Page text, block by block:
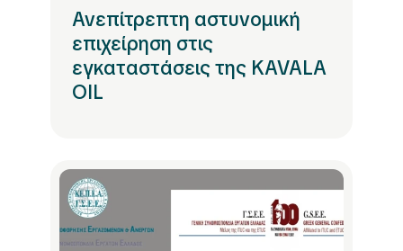
Ανεπίτρεπτη αστυνομική
επιχείρηση στις
εγκαταστάσεις της KAVALA
OIL